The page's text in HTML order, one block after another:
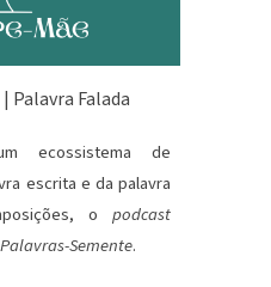
Palavra Falada
ecossistema de
escrita e da palavra
o podcast
Palavras-Semente.